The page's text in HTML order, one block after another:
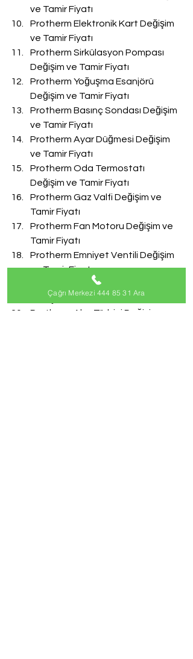
ve Tamir Fiyatı
Protherm Elektronik Kart Değişim
ve Tamir Fiyatı
Protherm Sirkülasyon Pompası
Değişim ve Tamir Fiyatı
Protherm Yoğuşma Esanjörü
Değişim ve Tamir Fiyatı
Protherm Basınç Sondası Değişim
ve Tamir Fiyatı
Protherm Ayar Düğmesi Değişim
ve Tamir Fiyatı
Protherm Oda Termostatı
Değişim ve Tamir Fiyatı
Protherm Gaz Valfi Değişim ve
Tamir Fiyatı
Protherm Fan Motoru Değişim ve
Tamir Fiyatı
Protherm Emniyet Ventili Değişim
ve Tamir Fiyatı
Protherm Doldurma Musluğu
Değişim ve Tamir Fiyatı
Protherm Akış Türbini Değişim ve
Çağrı Merkezi 444 85 31 Ara